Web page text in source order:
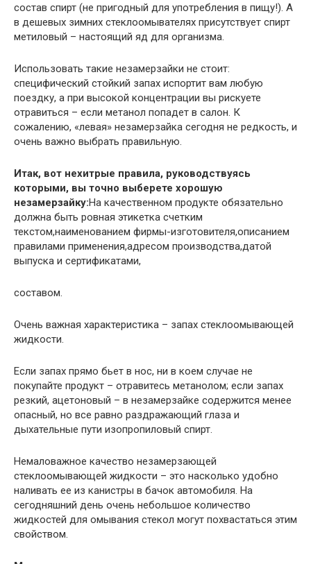
состав спирт (не пригодный для употребления в пищу!). А
в дешевых зимних стеклоомывателях присутствует спирт
метиловый – настоящий яд для организма.
Использовать такие незамерзайки не стоит:
специфический стойкий запах испортит вам любую
поездку, а при высокой концентрации вы рискуете
отравиться – если метанол попадет в салон. К
сожалению, «левая» незамерзайка сегодня не редкость, и
очень важно выбрать правильную.
Итак, вот нехитрые правила, руководствуясь
которыми, вы точно выберете хорошую
незамерзайку:На качественном продукте обязательно
должна быть ровная этикетка счетким
текстом,наименованием фирмы-изготовителя,описанием
правилами применения,адресом производства,датой
выпуска и сертификатами,
составом.
Очень важная характеристика – запах стеклоомывающей
жидкости.
Если запах прямо бьет в нос, ни в коем случае не
покупайте продукт – отравитесь метанолом; если запах
резкий, ацетоновый – в незамерзайке содержится менее
опасный, но все равно раздражающий глаза и
дыхательные пути изопропиловый спирт.
Немаловажное качество незамерзающей
стеклоомывающей жидкости – это насколько удобно
наливать ее из канистры в бачок автомобиля. На
сегодняшний день очень небольшое количество
жидкостей для омывания стекол могут похвастаться этим
свойством.